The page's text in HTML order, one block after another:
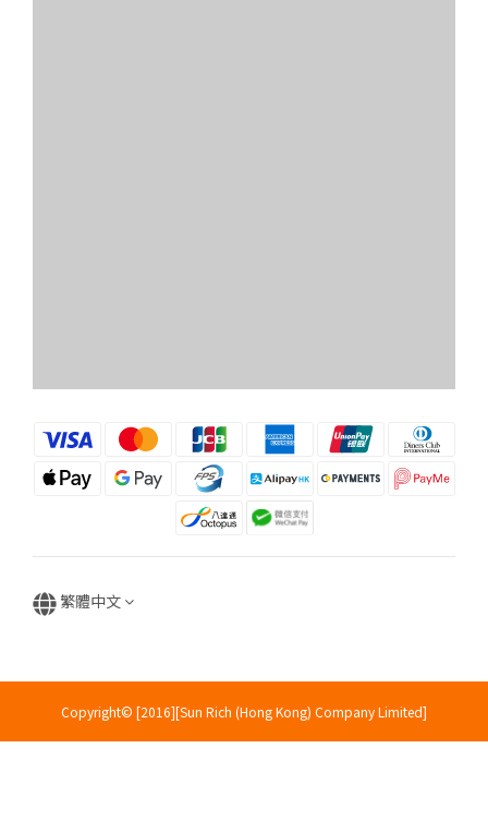
繁體中文
Copyright© [2016][Sun Rich (Hong Kong) Company Limited]